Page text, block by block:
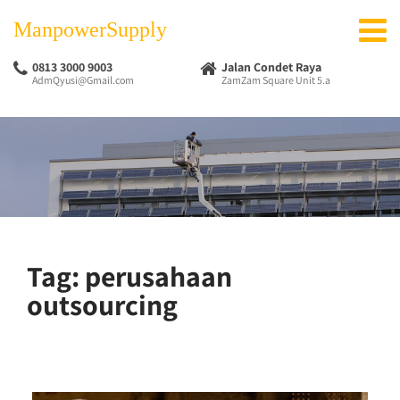
ManpowerSupply
0813 3000 9003
AdmQyusi@Gmail.com
Jalan Condet Raya
ZamZam Square Unit 5.a
Tag: perusahaan
outsourcing